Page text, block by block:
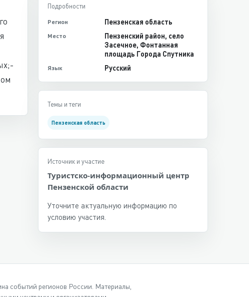
Подробности
Регион Пензенская область
Место
Пензенский район, село
Засечное, Фонтанная
площадь Города Спутника
Язык Русский
Темы и теги
Пензенская область
Источник и участие
Туристско-информационный центр
Пензенской области
Уточните актуальную информацию по
условию участия.
событий регионов России. Материалы,